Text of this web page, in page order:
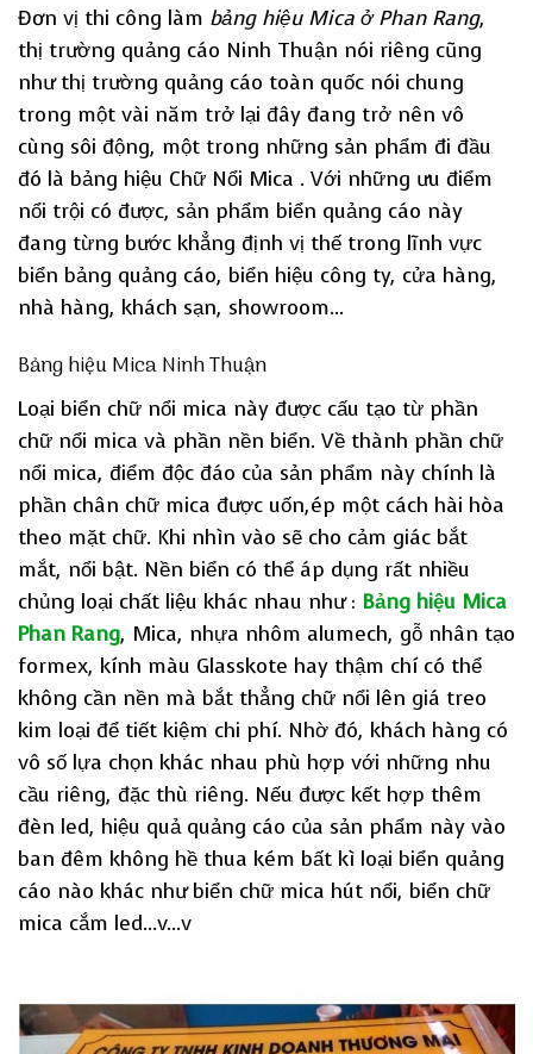
Đơn vị thi công làm bảng hiệu Mica ở Phan Rang,
thị trường quảng cáo Ninh Thuận nói riêng cũng
như thị trường quảng cáo toàn quốc nói chung
trong một vài năm trở lại đây đang trở nên vô
cùng sôi động, một trong những sản phẩm đi đầu
đó là bảng hiệu Chữ Nổi Mica . Với những ưu điểm
nổi trội có được, sản phẩm biển quảng cáo này
đang từng bước khẳng định vị thế trong lĩnh vực
biển bảng quảng cáo, biển hiệu công ty, cửa hàng,
nhà hàng, khách sạn, showroom…
Bảng hiệu Mica Ninh Thuận
Loại biển chữ nổi mica này được cấu tạo từ phần
chữ nổi mica và phần nền biển. Về thành phần chữ
nổi mica, điểm độc đáo của sản phẩm này chính là
phần chân chữ mica được uốn,ép một cách hài hòa
theo mặt chữ. Khi nhìn vào sẽ cho cảm giác bắt
mắt, nổi bật. Nền biển có thể áp dụng rất nhiều
chủng loại chất liệu khác nhau như : Bảng hiệu Mica
Phan Rang, Mica, nhựa nhôm alumech, gỗ nhân tạo
formex, kính màu Glasskote hay thậm chí có thể
không cần nền mà bắt thẳng chữ nổi lên giá treo
kim loại để tiết kiệm chi phí. Nhờ đó, khách hàng có
vô số lựa chọn khác nhau phù hợp với những nhu
cầu riêng, đặc thù riêng. Nếu được kết hợp thêm
đèn led, hiệu quả quảng cáo của sản phẩm này vào
ban đêm không hề thua kém bất kì loại biển quảng
cáo nào khác như biển chữ mica hút nổi, biển chữ
mica cắm led…v…v